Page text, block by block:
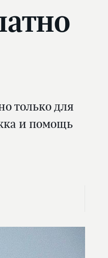
только для
и помощь